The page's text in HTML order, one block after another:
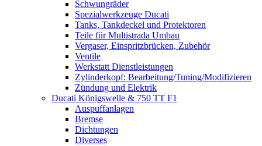
Schwungräder
Spezialwerkzeuge Ducati
Tanks, Tankdeckel und Protektoren
Teile für Multistrada Umbau
Vergaser, Einspritzbrücken, Zubehör
Ventile
Werkstatt Dienstleistungen
Zylinderkopf: Bearbeitung/Tuning/Modifizieren
Zündung und Elektrik
Ducati Königswelle & 750 TT F1
Auspuffanlagen
Bremse
Dichtungen
Diverses